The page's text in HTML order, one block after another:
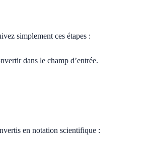
simplement ces étapes :
dans le champ d’entrée.
en notation scientifique :